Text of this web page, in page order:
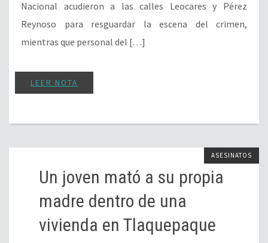
Nacional acudieron a las calles Leocares y Pérez
Reynoso para resguardar la escena del crimen,
mientras que personal del […]
LEER NOTA
ASESINATOS
Un joven mató a su propia
madre dentro de una
vivienda en Tlaquepaque